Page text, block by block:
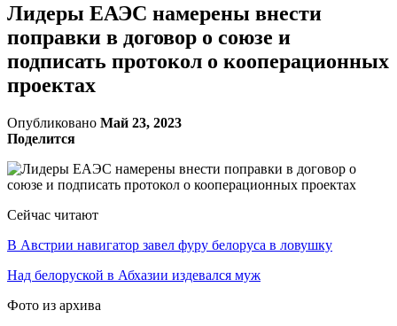
Лидеры ЕАЭС намерены внести
поправки в договор о союзе и
подписать протокол о кооперационных
проектах
Опубликовано Май 23, 2023
Поделится
Сейчас читают
В Австрии навигатор завел фуру белоруса в ловушку
Над белоруской в Абхазии издевался муж
Фото из архива